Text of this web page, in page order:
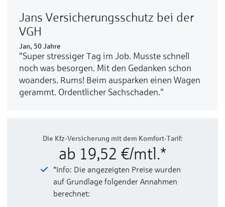
Jans Ver­sicherungs­schutz bei der
VGH
Jan, 50 Jahre
"Super stressiger Tag im Job. Musste schnell
noch was besorgen. Mit den Gedanken schon
woanders. Rums! Beim ausparken einen Wagen
gerammt. Ordentlicher Sachschaden."
Die Kfz-Versicherung mit dem Komfort-Tarif:
ab 19,52 €/mtl.*
*Info: Die angezeigten Preise wurden
auf Grundlage folgender Annahmen
berechnet: